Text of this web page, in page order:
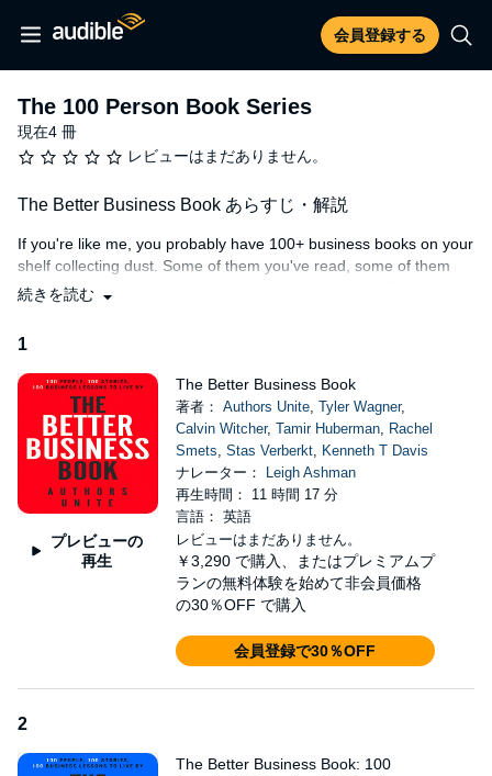
会員登録する
The 100 Person Book Series
現在4 冊
レビューはまだありません。
The Better Business Book あらすじ・解説
If you're like me, you probably have 100+ business books on your
shelf collecting dust. Some of them you've read, some of them
you had hopes of reading, but life just got in the way. Each of
thousands of words, but only one golden nugget of underlying
wisdom. All that reading for just one golden nugget. Imagine if
you could have one book that gave you 100 golden nuggets.
Less dust. Less clutter. Just one book to always have by your
side and reference whenever you need to. Well, that'sThe Better
Business Book. It's your one-stop shop for crystal-clear business
advice that you can use to grow your business and live the life
you've always wanted.The Better Business Book
your average business book. That's how we came up with the
title. It consists of 100 people each sharing their most valuable
business lesson. A real story from their business experience and
the lesson they learned from it. Each time you listen to it, you will
learn something new. Guaranteed. We hope you enjoy listening
to this book half as much as we enjoyed creating it for you.
続きを読む
1
プレビューの
再生
The Better Business Book
著者： Authors Unite, Tyler Wagner,
Calvin Witcher, Tamir Huberman, Rachel
Smets, Stas Verberkt, Kenneth T Davis
ナレーター：
Leigh Ashman
再生時間： 11 時間 17 分
言語： 英語
レビューはまだありません。
￥3,290 で購入、またはプレミアムプ
ランの無料体験を始めて非会員価格
の30％OFF で購入
会員登録で30％OFF
2
The Better Business Book: 100